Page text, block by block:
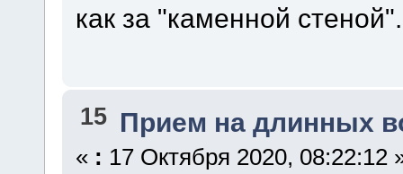
как за "каменной
15 Прием на длинных
« : 17 Октября 2020, 08:22:12